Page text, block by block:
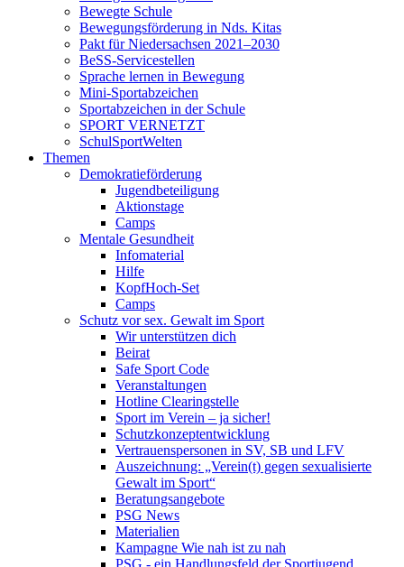
Bewegte Schule
Bewegungsförderung in Nds. Kitas
Pakt für Niedersachsen 2021–2030
BeSS-Servicestellen
Sprache lernen in Bewegung
Mini-Sportabzeichen
Sportabzeichen in der Schule
SPORT VERNETZT
SchulSportWelten
Themen
Demokratieförderung
Jugendbeteiligung
Aktionstage
Camps
Mentale Gesundheit
Infomaterial
Hilfe
KopfHoch-Set
Camps
Schutz vor sex. Gewalt im Sport
Wir unterstützen dich
Beirat
Safe Sport Code
Veranstaltungen
Hotline Clearingstelle
Sport im Verein – ja sicher!
Schutzkonzeptentwicklung
Vertrauenspersonen in SV, SB und LFV
Auszeichnung: „Verein(t) gegen sexualisierte
Gewalt im Sport“
Beratungsangebote
PSG News
Materialien
Kampagne Wie nah ist zu nah
PSG - ein Handlungsfeld der Sportjugend